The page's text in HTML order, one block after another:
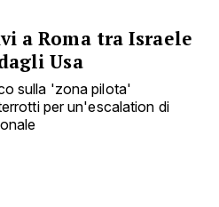
a Roma tra Israele
Usa
sulla 'zona pilota'
per un'escalation di